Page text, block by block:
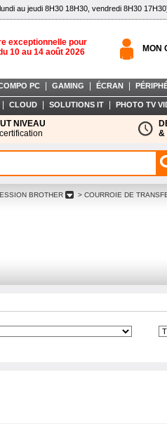
au jeudi 8H30 18H30, vendredi 8H30
exceptionnelle pour
10 au 14 août 2026
MON
PC GAMING ÉCRAN
CLOUD SOLUTIONS IT PHOTO TV
NIVEAU
&
BROTHER > COURROIE DE